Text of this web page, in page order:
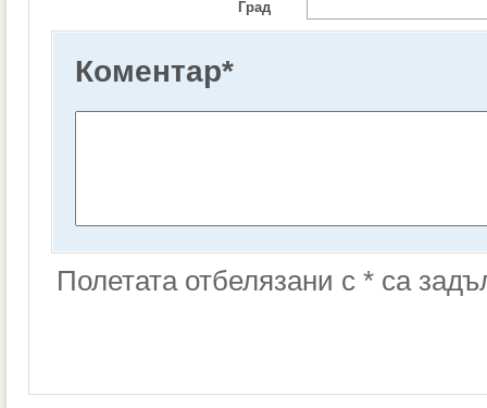
Град
Коментар*
Полетата отбелязани с * са